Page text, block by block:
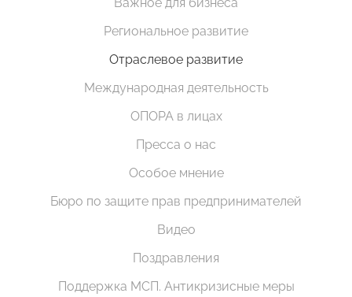
Региональное развитие
Отраслевое развитие
Международная деятельность
ОПОРА в лицах
Пресса о нас
Особое мнение
Бюро по защите прав предпринимателей
Видео
Поздравления
Поддержка МСП. Антикризисные меры